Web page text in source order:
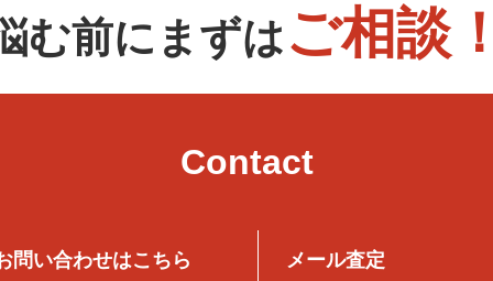
む前にまずはご相談
Contact
問い合わせはこちら メール査定